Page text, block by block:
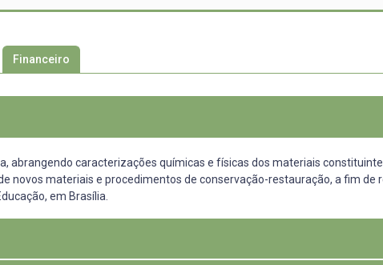
Financeiro
abrangendo caracterizações químicas e físicas dos materiais
novos materiais e procedimentos de conservação-restauração, a fim de
em Brasília.